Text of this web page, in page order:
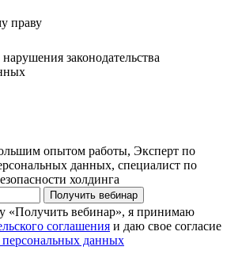
праву
законодательства
опытом работы, Эксперт по
данных, специалист по
холдинга
Получить вебинар
«Получить вебинар», я принимаю
соглашения и даю свое согласие
данных